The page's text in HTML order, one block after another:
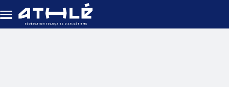
Skip to main content